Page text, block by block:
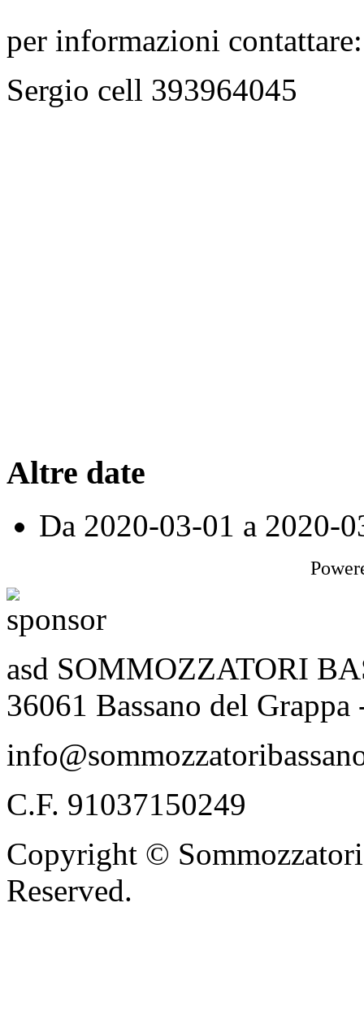
per informazioni contattare:
Sergio cell 393964045
Altre date
Da 2020-03-01 a 2020-
asd SOMMOZZATORI
36061 Bassano del
C.F. 91037150249
Copyright ©
Reserved.